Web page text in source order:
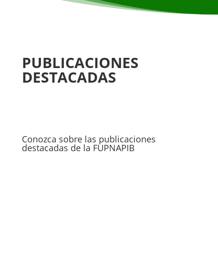
PUBLICACIONES
DESTACADAS
Conozca sobre las publicaciones
destacadas de la FUPNAPIB